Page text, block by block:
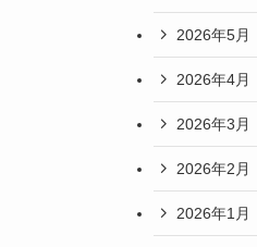
2026年5月
2026年4月
2026年3月
2026年2月
2026年1月